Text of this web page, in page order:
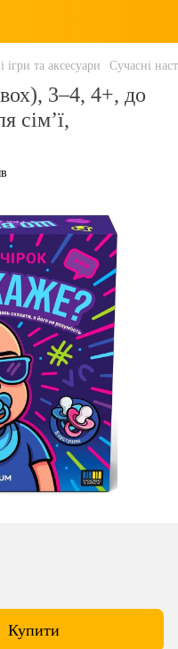
ігри та аксесуари Сучасні
3–4, 4+, до
сім’ї,
Купити